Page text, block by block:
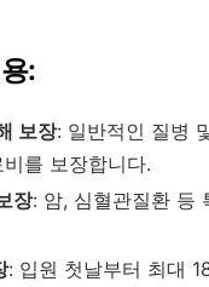
:
보장: 일반적인 질병
를 보장합니다.
장: 암, 심혈관질환 등
: 입원 첫날부터 최대